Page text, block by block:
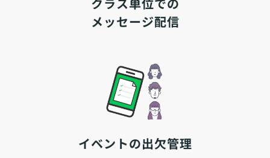
メッセージ配信
イベントの出欠管理